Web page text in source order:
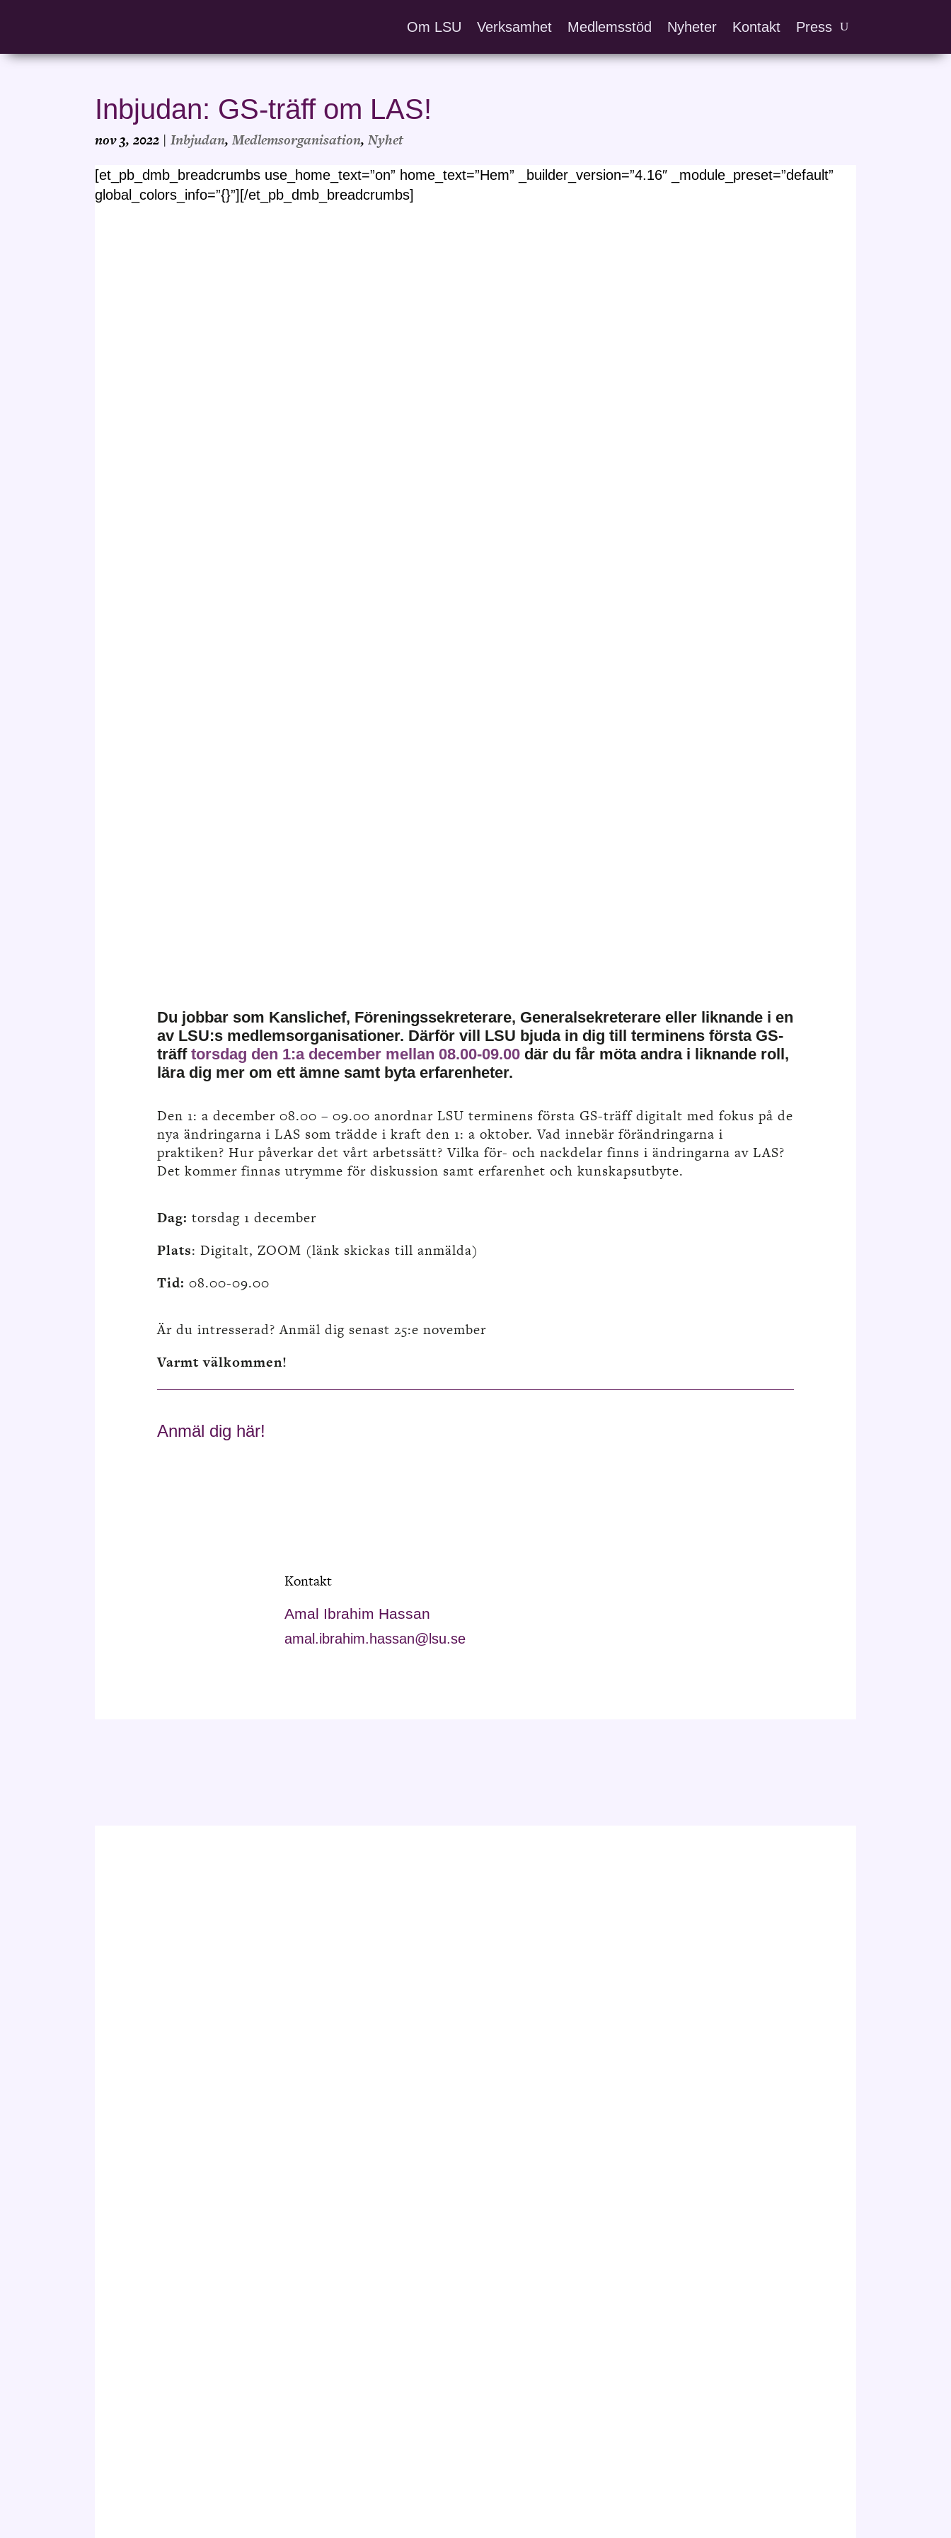
Om LSU Verksamhet Medlemsstöd Nyheter Kontakt Press
Inbjudan: GS-träff om LAS!
nov 3, 2022 |Inbjudan,Medlemsorganisation,Nyhet
[et_pb_dmb_breadcrumbs use_home_text=”on” home_text=”Hem” _builder_version=”4.16″ _module_preset=”default”
global_colors_info=”{}”][/et_pb_dmb_breadcrumbs]
Du jobbar som Kanslichef, Föreningssekreterare, Generalsekreterare eller liknande i en
av LSU:s medlemsorganisationer. Därför vill LSU bjuda in dig till terminens första GS-
träff torsdag den 1:a december mellan 08.00-09.00 där du får möta andra i liknande roll,
lära dig mer om ett ämne samt byta erfarenheter.
Den 1: a december 08.00 – 09.00 anordnar LSU terminens första GS-träff digitalt med fokus på de
nya ändringarna i LAS som trädde i kraft den 1: a oktober. Vad innebär förändringarna i
praktiken? Hur påverkar det vårt arbetssätt? Vilka för- och nackdelar finns i ändringarna av LAS?
Det kommer finnas utrymme för diskussion samt erfarenhet och kunskapsutbyte.
Dag: torsdag 1 december
Plats: Digitalt, ZOOM (länk skickas till anmälda)
Tid: 08.00-09.00
Är du intresserad? Anmäl dig senast 25:e november
Varmt välkommen!
Anmäl dig här!
Kontakt
Amal Ibrahim Hassan
amal.ibrahim.hassan@lsu.se